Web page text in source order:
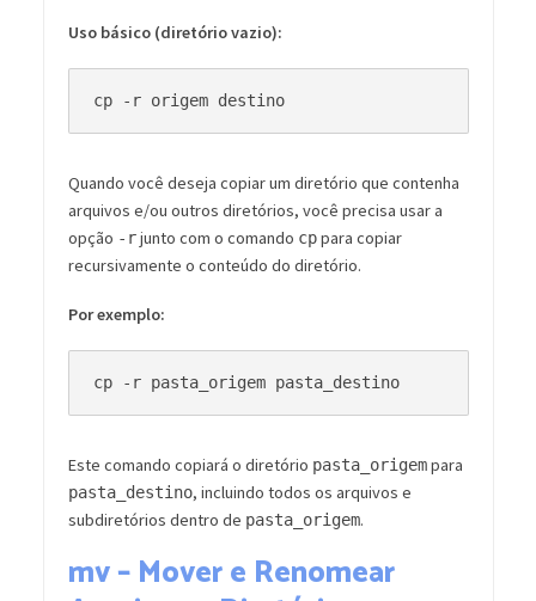
Uso básico (diretório vazio):
cp -r origem destino
Quando você deseja copiar um diretório que contenha
arquivos e/ou outros diretórios, você precisa usar a
opção -rjunto com o comando cppara copiar
recursivamente o conteúdo do diretório.
Por exemplo:
cp -r pasta_origem pasta_destino
Este comando copiará o diretório pasta_origempara
pasta_destino, incluindo todos os arquivos e
subdiretórios dentro de pasta_origem.
mv – Mover e Renomear